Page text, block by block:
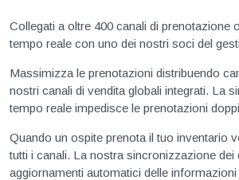
Collegati a oltre 400 canali di prenotazione
tempo reale con uno dei nostri soci del
Massimizza le prenotazioni distribuendo
nostri canali di vendita globali integrati. La
tempo reale impedisce le prenotazioni
Quando un ospite prenota il tuo inventario
tutti i canali. La nostra sincronizzazione dei
aggiornamenti automatici delle